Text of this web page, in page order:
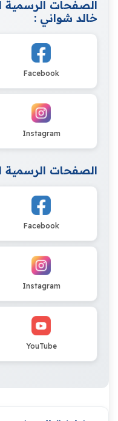
الصفحات الرسمية
خالد شواني :
Facebook
Instagram
الصفحات الرسمية
Facebook
Instagram
YouTube